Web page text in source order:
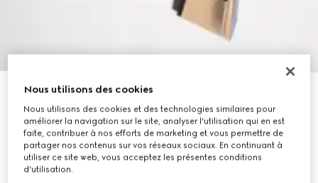
Mules Signora pour femme
CA$1,285
Déclinaisonscuir beige
Nous utilisons des cookies
Nous utilisons des cookies et des technologies similaires pour
améliorer la navigation sur le site, analyser l'utilisation qui en est
faite, contribuer à nos efforts de marketing et vous permettre de
partager nos contenus sur vos réseaux sociaux. En continuant à
utiliser ce site web, vous acceptez les présentes conditions
d'utilisation.